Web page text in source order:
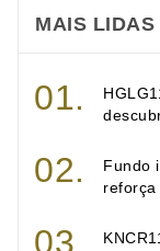
MAIS LIDAS
Fundo